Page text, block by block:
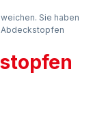
Sie haben
Abdeckstopfen